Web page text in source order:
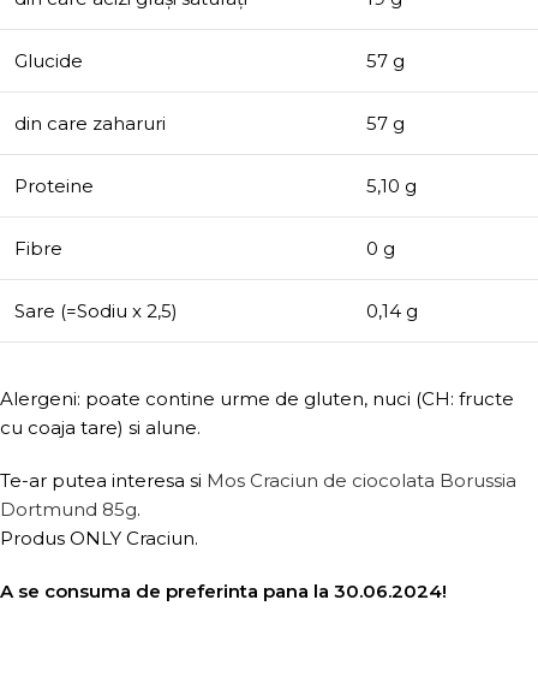
Glucide 57 g
din care zaharuri 57 g
Proteine 5,10 g
Fibre 0 g
Sare (=Sodiu x 2,5) 0,14 g
Alergeni: poate contine urme de gluten, nuci (CH: fructe
cu coaja tare) si alune.
Te-ar putea interesa si Mos Craciun de ciocolata Borussia
Dortmund 85g.
Produs ONLY Craciun.
A se consuma de preferinta pana la 30.06.2024!